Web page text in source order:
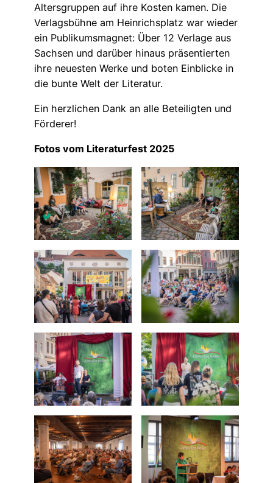
Altersgruppen auf ihre Kosten kamen. Die
Verlagsbühne am Heinrichsplatz war wieder
ein Publikumsmagnet: Über 12 Verlage aus
Sachsen und darüber hinaus präsentierten
ihre neuesten Werke und boten Einblicke in
die bunte Welt der Literatur.
Ein herzlichen Dank an alle Beteiligten und
Förderer!
Fotos vom Literaturfest 2025